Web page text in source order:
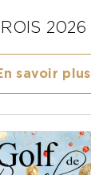
2026
savoir plus